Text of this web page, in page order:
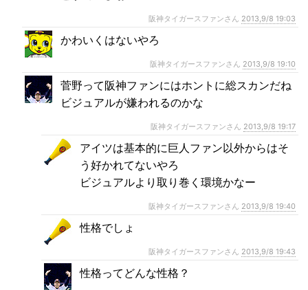
阪神タイガースファンさん 2013,9/8 19:03
かわいくはないやろ
阪神タイガースファンさん 2013,9/8 19:10
菅野って阪神ファンにはホントに総スカンだね
ビジュアルが嫌われるのかな
阪神タイガースファンさん 2013,9/8 19:17
アイツは基本的に巨人ファン以外からはそ
う好かれてないやろ
ビジュアルより取り巻く環境かなー
阪神タイガースファンさん 2013,9/8 19:40
性格でしょ
阪神タイガースファンさん 2013,9/8 19:43
性格ってどんな性格？